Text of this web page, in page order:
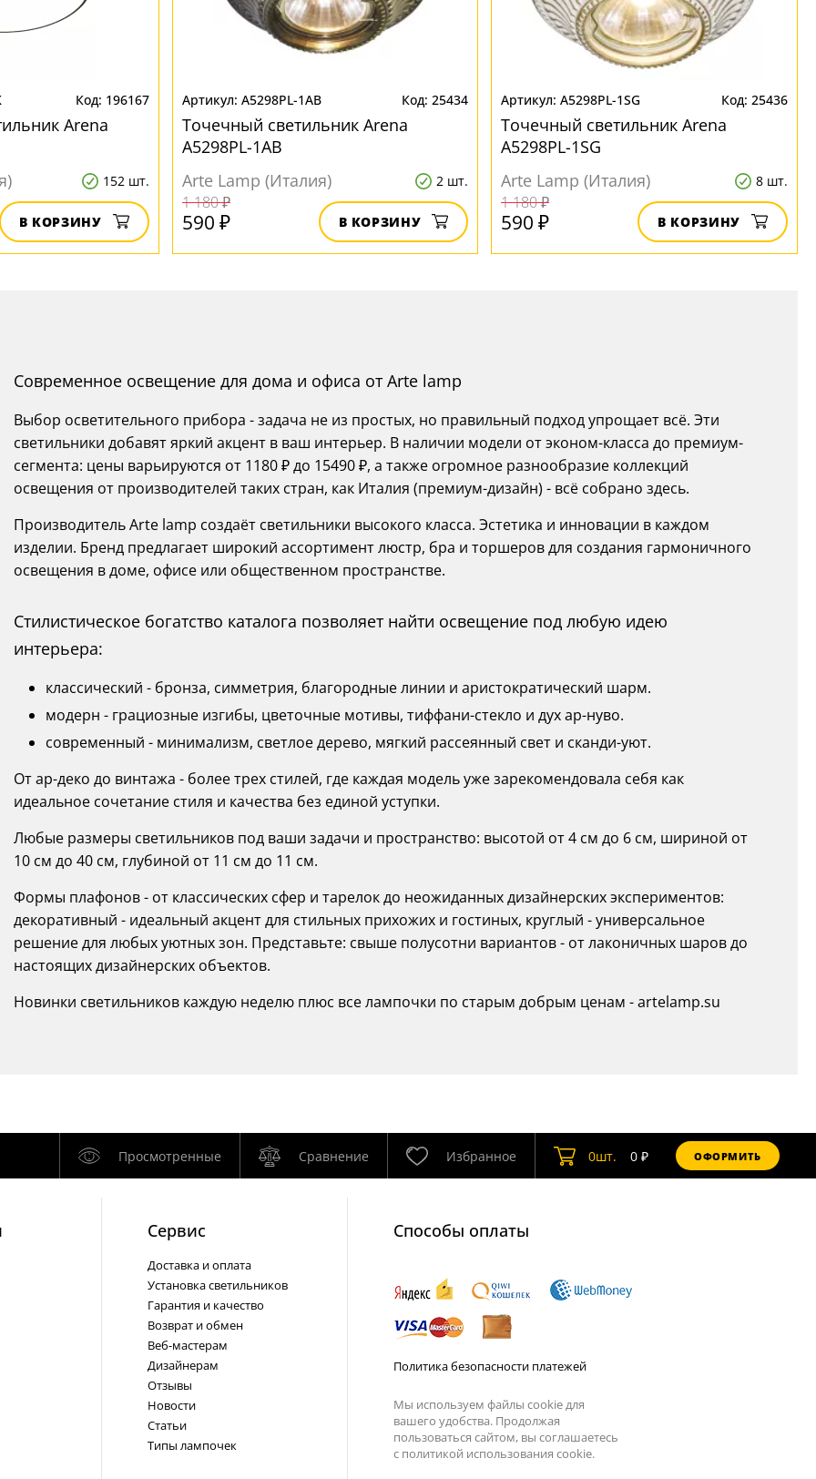
196167
Arena
152 шт.
В КОРЗИНУ
A5298PL-1AB 25434
Точечный светильник Arena
A5298PL-1AB
Arte Lamp (Италия)
2 шт.
1 180 ₽
590 ₽ В КОРЗИНУ
A5298PL-1SG 25436
Точечный светильник Arena
A5298PL-1SG
Arte Lamp (Италия)
8 шт.
1 180 ₽
590 ₽ В КОРЗИНУ
Современное освещение для дома и офиса от Arte lamp
Выбор осветительного прибора - задача не из простых, но правильный подход упрощает всё. Эти
светильники добавят яркий акцент в ваш интерьер. В наличии модели от эконом-класса до премиум-
сегмента: цены варьируются от 1180 ₽ до 15490 ₽, а также огромное разнообразие коллекций
освещения от производителей таких стран, как Италия (премиум-дизайн) - всё собрано здесь.
Производитель Arte lamp создаёт светильники высокого класса. Эстетика и инновации в каждом
изделии. Бренд предлагает широкий ассортимент люстр, бра и торшеров для создания гармоничного
освещения в доме, офисе или общественном пространстве.
Стилистическое богатство каталога позволяет найти освещение под любую идею
интерьера:
классический - бронза, симметрия, благородные линии и аристократический шарм.
модерн - грациозные изгибы, цветочные мотивы, тиффани-стекло и дух ар-нуво.
современный - минимализм, светлое дерево, мягкий рассеянный свет и сканди-уют.
От ар-деко до винтажа - более трех стилей, где каждая модель уже зарекомендовала себя как
идеальное сочетание стиля и качества без единой уступки.
Любые размеры светильников под ваши задачи и пространство: высотой от 4 см до 6 см, шириной от
10 см до 40 см, глубиной от 11 см до 11 см.
Формы плафонов - от классических сфер и тарелок до неожиданных дизайнерских экспериментов:
декоративный - идеальный акцент для стильных прихожих и гостиных, круглый - универсальное
решение для любых уютных зон. Представьте: свыше полусотни вариантов - от лаконичных шаров до
настоящих дизайнерских объектов.
Новинки светильников каждую неделю плюс все лампочки по старым добрым ценам - artelamp.su
Просмотренные Сравнение Избранное 0шт. 0₽ ОФОРМИТЬ
Cервис
Доставка и оплата
Установка светильников
Гарантия и качество
Возврат и обмен
Веб-мастерам
Дизайнерам
Отзывы
Новости
Статьи
Типы лампочек
Способы оплаты
Политика безопасности платежей
Мы используем файлы cookie для
вашего удобства. Продолжая
пользоваться сайтом, вы соглашаетесь
с политикой использования cookie.